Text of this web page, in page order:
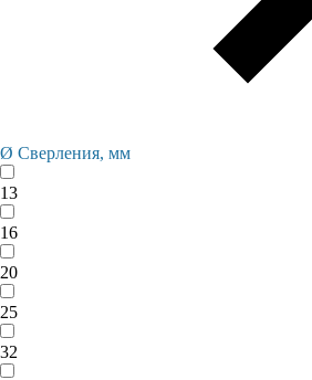
Ø Сверления, мм
13
16
20
25
32